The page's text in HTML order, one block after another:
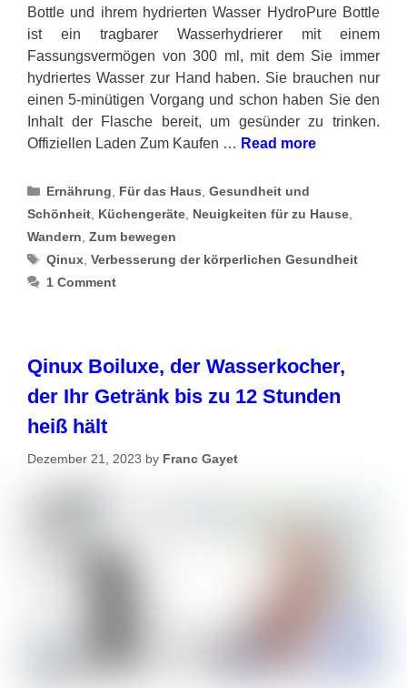
Bottle und ihrem hydrierten Wasser HydroPure Bottle
ist ein tragbarer Wasserhydrierer mit einem
Fassungsvermögen von 300 ml, mit dem Sie immer
hydriertes Wasser zur Hand haben. Sie brauchen nur
einen 5-minütigen Vorgang und schon haben Sie den
Inhalt der Flasche bereit, um gesünder zu trinken.
Offiziellen Laden Zum Kaufen … Read more
Categories
Ernährung, Für das Haus,Gesundheit und
Schönheit, Küchengeräte, Neuigkeiten für zu Hause,
Wandern, Zum bewegen
Tags
Qinux,Verbesserung der körperlichen Gesundheit
1 Comment
Qinux Boiluxe, der Wasserkocher,
der Ihr Getränk bis zu 12 Stunden
heiß hält
Dezember 21, 2023 by Franc Gayet